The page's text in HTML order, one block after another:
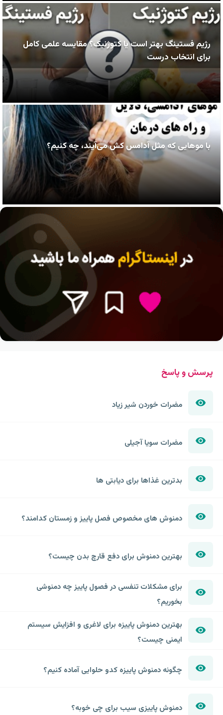
رژیم فستینگ بهتر است یا کتوژنیک؟ مقایسه علمی کامل
برای انتخاب درست
با موهایی که مثل آدامس کش می‌آیند، چه کنیم؟
پرسش و پاسخ
مضرات خوردن شیر زیاد
مضرات سویا آجیلی
بدترین غذاها برای دیابتی ها
دمنوش های مخصوص فصل پاییز و زمستان کدامند؟
بهترین دمنوش برای دفع قارچ بدن چیست؟
برای مشکلات تنفسی در فصول پاییز چه دمنوشی
بخوریم؟
بهترین دمنوش پاییزه برای لاغری و افزایش سیستم
ایمنی چیست؟
چگونه دمنوش پاییزه کدو حلوایی آماده کنیم؟
دمنوش پاییزی سیب برای چی خوبه؟